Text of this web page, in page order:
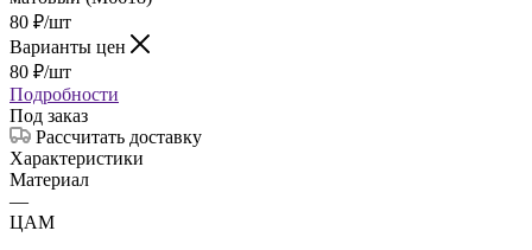
80 ₽/шт
Варианты цен
80 ₽/шт
Подробности
Под заказ
Рассчитать доставку
Характеристики
Материал
—
ЦАМ